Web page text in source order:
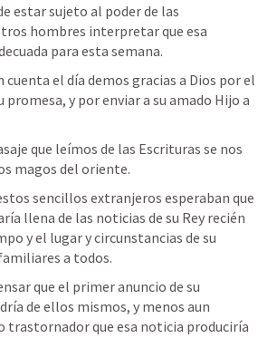
estar sujeto al poder de las
hombres interpretar que esa
para esta semana.
cuenta el día demos gracias a Dios por el
y por enviar a su amado Hijo a
que leímos de las Escrituras se nos
magos del oriente.
sencillos extranjeros esperaban que
llena de las noticias de su Rey recién
y el lugar y circunstancias de su
a todos.
que el primer anuncio de su
de ellos mismos, y menos aun
trastornador que esa noticia produciría